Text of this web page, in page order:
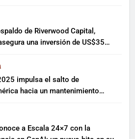
de Riverwood Capital,
una inversión de US$35
impulsa el salto de
hacia un mantenimiento
a Escala 24×7 con la